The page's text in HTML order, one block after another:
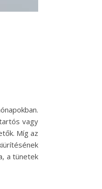
vagy
Míg az
a tünetek